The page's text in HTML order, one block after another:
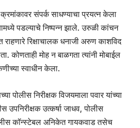
संपर्क साधण्याचा प्रयत्न केला
पडल्याचे निष्पन्न झाले. उरुळी कांचन
राहणारे रिक्षाचालक धनाजी अरुण काशविद
कोणताही मोह न बाळगता त्यांनी मोबाईल
स्वाधीन केला.
पोलीस निरीक्षक विजयमाला पवार यांच्या
उपनिरीक्षक उत्कर्षा जाधव, पोलीस
कॉन्स्टेबल अनिकेत गायकवाड तसेच